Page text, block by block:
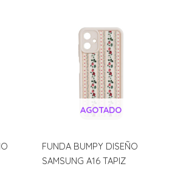
AGOTADO
FUNDA BUMPY DISEÑO
SAMSUNG A16 TAPIZ